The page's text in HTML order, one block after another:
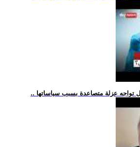
تواجه عزلة متصاعدة بسبب سياساتها